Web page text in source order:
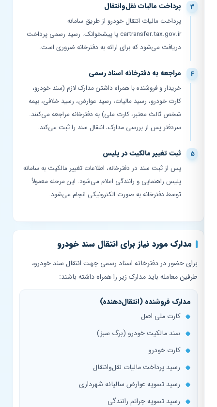
پرداخت مالیات نقل‌وانتقال
پرداخت مالیات انتقال خودرو از طریق سامانه
cartransfer.tax.gov.ir یا پیشخوانک. رسید رسمی پرداخت
دریافت می‌شود که برای ارائه به دفترخانه ضروری است.
مراجعه به دفترخانه اسناد رسمی
خریدار و فروشنده با همراه داشتن مدارک لازم (سند خودرو،
کارت خودرو، رسید مالیات، رسید عوارض، رسید خلافی، بیمه
شخص ثالث معتبر، کارت ملی) به دفترخانه مراجعه می‌کنند.
سردفتر پس از بررسی مدارک، انتقال سند را ثبت می‌کند.
ثبت تغییر مالکیت در پلیس
پس از ثبت سند در دفترخانه، اطلاعات تغییر مالکیت به سامانه
پلیس راهنمایی و رانندگی اعلام می‌شود. این مرحله معمولاً
توسط دفترخانه به صورت الکترونیکی انجام می‌شود.
مدارک مورد نیاز برای انتقال سند خودرو
برای حضور در دفترخانه اسناد رسمی جهت انتقال سند خودرو،
طرفین معامله باید مدارک زیر را همراه داشته باشند:
مدارک فروشنده (انتقال‌دهنده)
کارت ملی اصل
سند مالکیت خودرو (برگ سبز)
کارت خودرو
رسید پرداخت مالیات نقل‌وانتقال
رسید تسویه عوارض سالیانه شهرداری
رسید تسویه جرائم رانندگی